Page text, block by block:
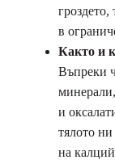
гроздето,
в
Както и
Въпреки
и
тялото
на